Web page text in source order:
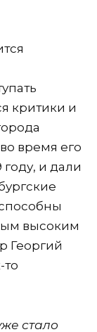
критики и
время его
и дали
высоким
Георгий
то
стало